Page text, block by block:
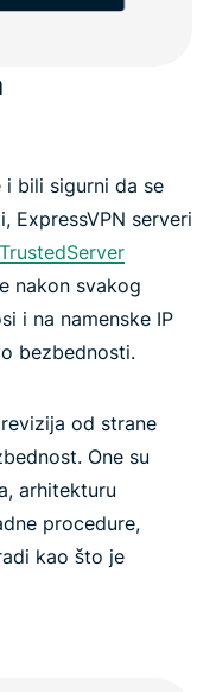
i bili sigurni da se
ExpressVPN serveri
TrustedServer
nakon svakog
i na namenske IP
bezbednosti.
od strane
One su
arhitekturu
procedure,
kao što je